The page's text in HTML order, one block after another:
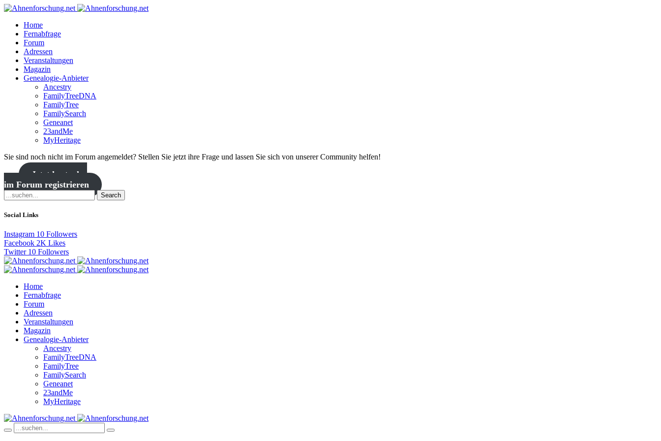
Home
Fernabfrage
Forum
Adressen
Veranstaltungen
Magazin
Genealogie-Anbieter
Ancestry
FamilyTreeDNA
FamilyTree
FamilySearch
Geneanet
23andMe
MyHeritage
Sie sind noch nicht im Forum angemeldet? Stellen Sie jetzt ihre Frage und lassen Sie sich von unserer Community helfen!
Jetzt kostenlos
im Forum registrieren
Search
Social Links
Instagram 10 Followers
Facebook 2K Likes
Twitter 10 Followers
Home
Fernabfrage
Forum
Adressen
Veranstaltungen
Magazin
Genealogie-Anbieter
Ancestry
FamilyTreeDNA
FamilyTree
FamilySearch
Geneanet
23andMe
MyHeritage